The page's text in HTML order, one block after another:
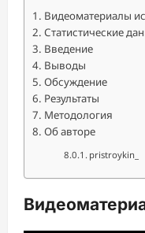
Видеоматериалы
Статистические
Введение
Выводы
Обсуждение
Результаты
Методология
Об авторе
pristroykin_